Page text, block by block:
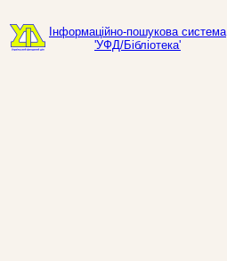
Інформаційно-пошукова система
'УФД/Бібліотека'